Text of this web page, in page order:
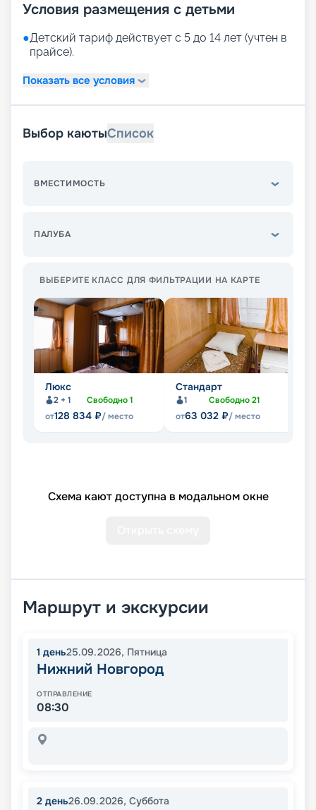
Условия размещения с детьми
●Детский тариф действует с 5 до 14 лет (учтен в
прайсе).
Показать все условия
Выбор каютыСписок
ВМЕСТИМОСТЬ
ПАЛУБА
ВЫБЕРИТЕ КЛАСС ДЛЯ ФИЛЬТРАЦИИ НА КАРТЕ
Люкс
2 + 1 Свободно1
от128 834 ₽/ место
Стандарт
1 Свободно21
от63 032 ₽/ место
Схема кают доступна в модальном окне
Маршрут и экскурсии
1 день25.09.2026, Пятница
Нижний Новгород
ОТПРАВЛЕНИЕ
08:30
2 день26.09.2026, Суббота